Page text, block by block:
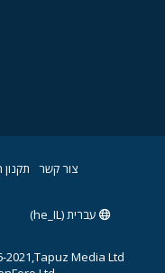
צור קשר
עברית (he_IL)
Media Ltd.